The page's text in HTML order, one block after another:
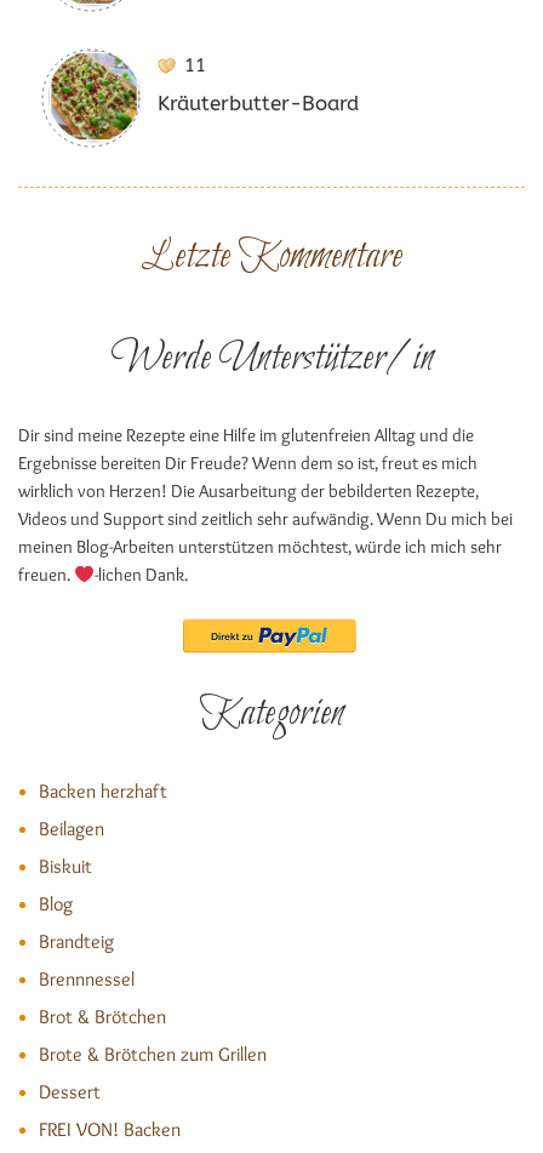
11
Kräuterbutter-Board
Letzte Kommentare
Werde Unterstützer/in
Dir sind meine Rezepte eine Hilfe im glutenfreien Alltag und die
Ergebnisse bereiten Dir Freude? Wenn dem so ist, freut es mich
wirklich von Herzen! Die Ausarbeitung der bebilderten Rezepte,
Videos und Support sind zeitlich sehr aufwändig. Wenn Du mich bei
meinen Blog-Arbeiten unterstützen möchtest, würde ich mich sehr
freuen.
-lichen Dank.
Kategorien
Backen herzhaft
Beilagen
Biskuit
Blog
Brandteig
Brennnessel
Brot & Brötchen
Brote & Brötchen zum Grillen
Dessert
FREI VON! Backen